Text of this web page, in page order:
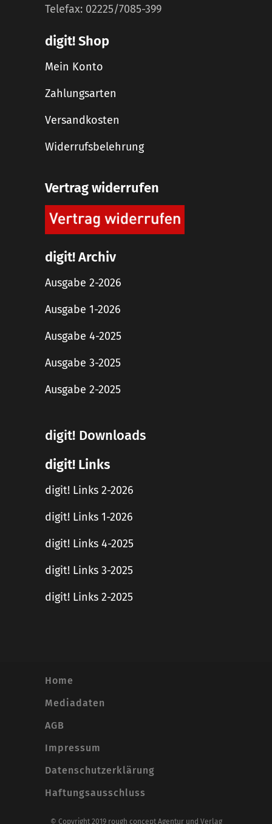
Telefax: 02225/7085-399
digit! Shop
Mein Konto
Zahlungsarten
Versandkosten
Widerrufsbelehrung
Vertrag widerrufen
digit! Archiv
Ausgabe 2-2026
Ausgabe 1-2026
Ausgabe 4-2025
Ausgabe 3-2025
Ausgabe 2-2025
digit! Downloads
digit! Links
digit! Links 2-2026
digit! Links 1-2026
digit! Links 4-2025
digit! Links 3-2025
digit! Links 2-2025
Home
Mediadaten
AGB
Impressum
Datenschutzerklärung
Haftungsausschluss
© Copyright 2019 rough concept Agentur und Verlag